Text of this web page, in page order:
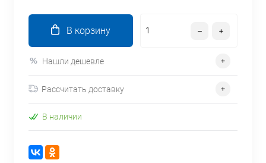
В корзину
Нашли дешевле
Рассчитать доставку
В наличии